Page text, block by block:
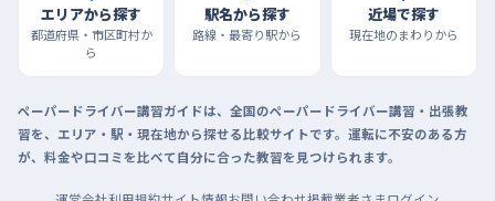
エリアから探す
都道府県・市区町村か
ら
駅名から探す
路線・最寄り駅から
近場で探す
現在地のまわりから
ペーパードライバー講習ガイドは、全国のペーパードライバー講習・出張教
習を、エリア・駅・現在地から探せる比較サイトです。運転に不安のある方
が、料金や口コミを比べて自分に合った教習を見つけられます。